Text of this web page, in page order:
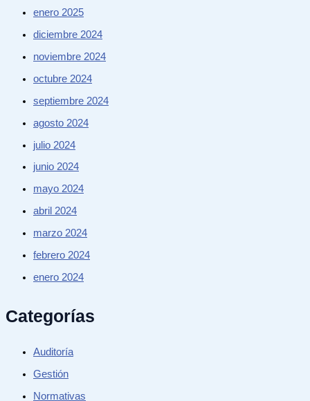
enero 2025
diciembre 2024
noviembre 2024
octubre 2024
septiembre 2024
agosto 2024
julio 2024
junio 2024
mayo 2024
abril 2024
marzo 2024
febrero 2024
enero 2024
Categorías
Auditoría
Gestión
Normativas